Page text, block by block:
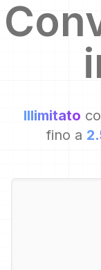
Illimitato
fino a